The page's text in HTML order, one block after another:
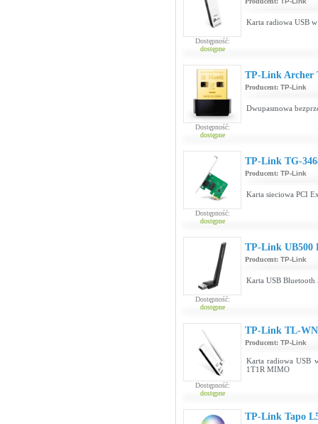
Dostępność:
dostępne
Karta radiowa USB
Dostępność:
dostępne
TP-Link Archer
Producent: TP-Link
Dwupasmowa
Dostępność:
dostępne
TP-Link TG-
Producent: TP-Link
Karta sieciowa PCI
Dostępność:
dostępne
TP-Link UB500
Producent: TP-Link
Karta USB Bluetooth
Dostępność:
dostępne
TP-Link TL-
Producent: TP-Link
Karta radiowa USB
1T1R MIMO
TP-Link Tapo